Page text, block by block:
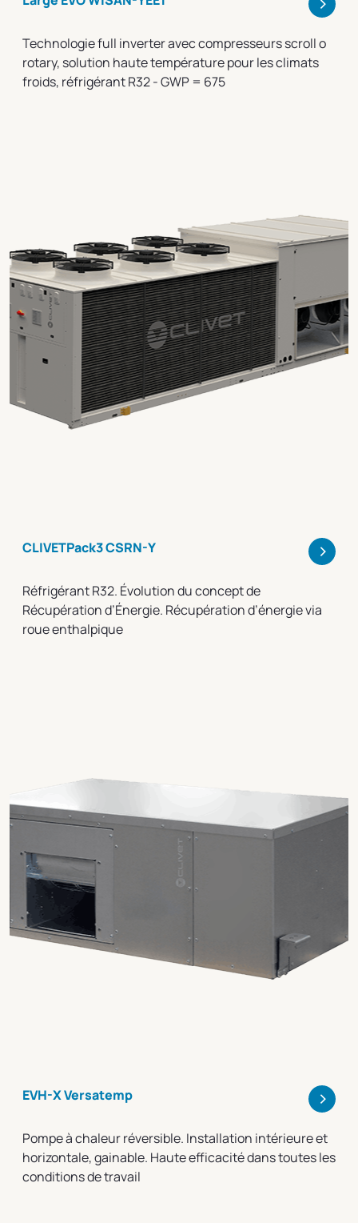
Technologie full inverter avec compresseurs scroll o
rotary, solution haute température pour les climats
froids, réfrigérant R32 - GWP = 675
CLIVETPack3 CSRN-Y >
Réfrigérant R32. Évolution du concept de
Récupération d’Énergie. Récupération d’énergie via
roue enthalpique
EVH-X Versatemp >
Pompe à chaleur réversible. Installation intérieure et
horizontale, gainable. Haute efficacité dans toutes les
conditions de travail